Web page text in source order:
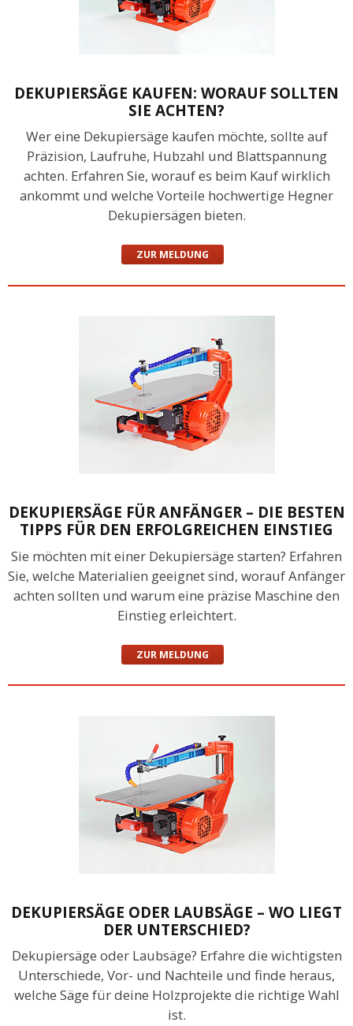
DEKUPIERSÄGE KAUFEN: WORAUF SOLLTEN
SIE ACHTEN?
Wer eine Dekupiersäge kaufen möchte, sollte auf
Präzision, Laufruhe, Hubzahl und Blattspannung
achten. Erfahren Sie, worauf es beim Kauf wirklich
ankommt und welche Vorteile hochwertige Hegner
Dekupiersägen bieten.
ZUR MELDUNG
DEKUPIERSÄGE FÜR ANFÄNGER – DIE BESTEN
TIPPS FÜR DEN ERFOLGREICHEN EINSTIEG
Sie möchten mit einer Dekupiersäge starten? Erfahren
Sie, welche Materialien geeignet sind, worauf Anfänger
achten sollten und warum eine präzise Maschine den
Einstieg erleichtert.
ZUR MELDUNG
DEKUPIERSÄGE ODER LAUBSÄGE – WO LIEGT
DER UNTERSCHIED?
Dekupiersäge oder Laubsäge? Erfahre die wichtigsten
Unterschiede, Vor- und Nachteile und finde heraus,
welche Säge für deine Holzprojekte die richtige Wahl
ist.